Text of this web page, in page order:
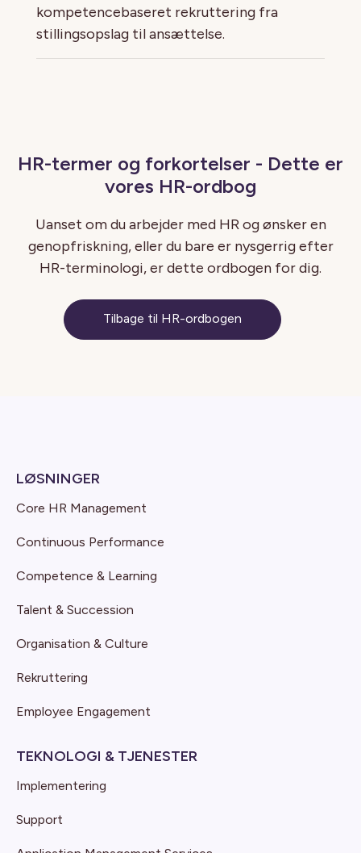
kompetencebaseret rekruttering fra
stillingsopslag til ansættelse.
HR-termer og forkortelser - Dette er
vores HR-ordbog
Uanset om du arbejder med HR og ønsker en
genopfriskning, eller du bare er nysgerrig efter
HR-terminologi, er dette ordbogen for dig.
Tilbage til HR-ordbogen
LØSNINGER
Core HR Management
Continuous Performance
Competence & Learning
Talent & Succession
Organisation & Culture
Rekruttering
Employee Engagement
TEKNOLOGI & TJENESTER
Implementering
Support